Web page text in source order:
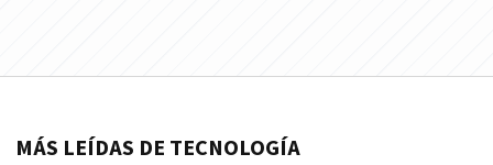
MÁS LEÍDAS DE TECNOLOGÍA